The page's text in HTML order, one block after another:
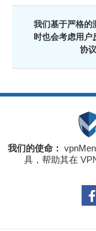
我们基于严格的
时也会考虑用户
协
我们的使命：
具，帮助其在